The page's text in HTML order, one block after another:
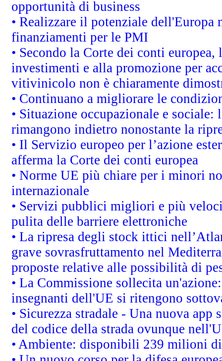
opportunità di business
• Realizzare il potenziale
finanziamenti per le PMI
• Secondo la Corte dei conti
investimenti e alla promozione per
vitivinicolo non è chiaramente
• Continuano a migliorare le
• Situazione occupazionale e
rimangono indietro nonostante la
• Il Servizio europeo per l’azione
afferma la Corte dei conti europea
• Norme UE più chiare per i minori
internazionale
• Servizi pubblici migliori e più
pulita delle barriere elettroniche
• La ripresa degli stock ittici
grave sovrasfruttamento nel
proposte relative alle possibilità di
• La Commissione sollecita
insegnanti dell'UE si ritengono
• Sicurezza stradale - Una nuova
del codice della strada ovunque
• Ambiente: disponibili 239 milioni